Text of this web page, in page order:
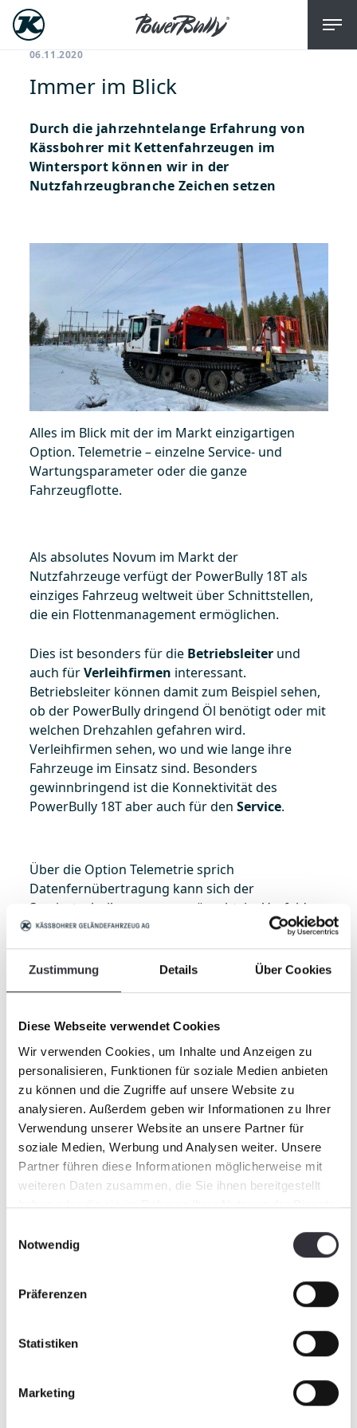
Zustimmung Details Über Cookies
Diese Webseite verwendet Cookies
Wir verwenden Cookies, um Inhalte und Anzeigen zu
personalisieren, Funktionen für soziale Medien anbieten
zu können und die Zugriffe auf unsere Website zu
analysieren. Außerdem geben wir Informationen zu Ihrer
Verwendung unserer Website an unsere Partner für
soziale Medien, Werbung und Analysen weiter. Unsere
Partner führen diese Informationen möglicherweise mit
weiteren Daten zusammen, die Sie ihnen bereitgestellt
haben oder die sie im Rahmen Ihrer Nutzung der Dienste
Notwendig
Präferenzen
Statistiken
Marketing
06.11.2020
Immer im Blick
Durch die jahrzehntelange Erfahrung von
Kässbohrer mit Kettenfahrzeugen im
Wintersport können wir in der
Nutzfahrzeugbranche Zeichen setzen
Alles im Blick mit der im Markt einzigartigen
Option. Telemetrie – einzelne Service- und
Wartungsparameter oder die ganze
Fahrzeugflotte.
Als absolutes Novum im Markt der
Nutzfahrzeuge verfügt der PowerBully 18T als
einziges Fahrzeug weltweit über Schnittstellen,
die ein Flottenmanagement ermöglichen.
Dies ist besonders für die Betriebsleiterund
auch fürVerleihfirmen interessant.
Betriebsleiter können damit zum Beispiel sehen,
ob der PowerBully dringend Öl benötigt oder mit
welchen Drehzahlen gefahren wird.
Verleihfirmen sehen, wo und wie lange ihre
Fahrzeuge im Einsatz sind. Besonders
gewinnbringend ist die Konnektivität des
PowerBully 18T aber auch für den Service.
Über die Option Telemetrie sprich
Datenfernübertragung kann sich der
Servicetechniker, wenn gewünscht, im Vorfeld
auf das jeweilige Fahrzeug einwählen und
zahlreiche Service und Wartungsparameter
sowie Daten zum fahrzeugspezifischen
benötigt werden, und kann ein Problem
Mit dieser Option sichern Sie Ihre Investition
ab!